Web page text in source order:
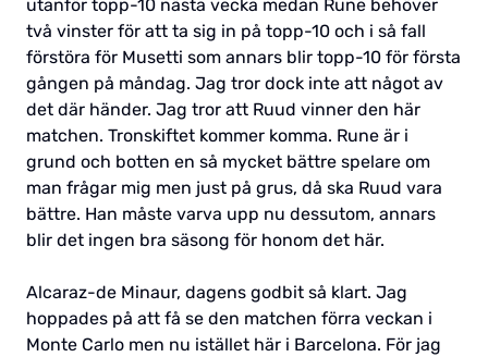
utanför topp-10 nästa vecka medan Rune behöver
två vinster för att ta sig in på topp-10 och i så fall
förstöra för Musetti som annars blir topp-10 för första
gången på måndag. Jag tror dock inte att något av
det där händer. Jag tror att Ruud vinner den här
matchen. Tronskiftet kommer komma. Rune är i
grund och botten en så mycket bättre spelare om
man frågar mig men just på grus, då ska Ruud vara
bättre. Han måste varva upp nu dessutom, annars
blir det ingen bra säsong för honom det här.
Alcaraz-de Minaur, dagens godbit så klart. Jag
hoppades på att få se den matchen förra veckan i
Monte Carlo men nu istället här i Barcelona. För jag